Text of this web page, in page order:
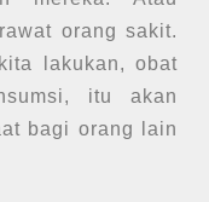
orang sakit.
lakukan, obat
itu akan
bagi orang lain